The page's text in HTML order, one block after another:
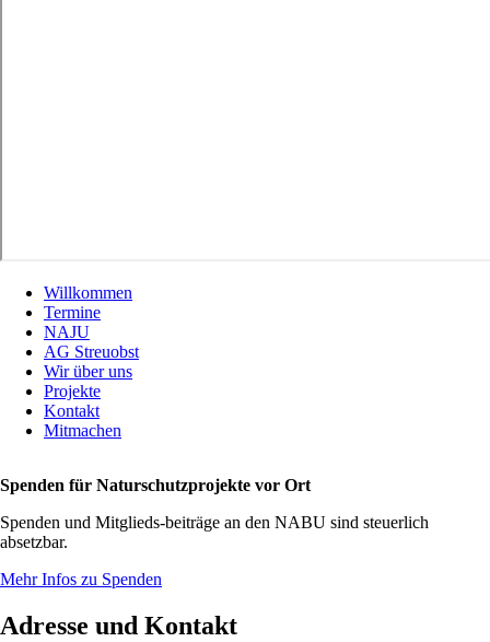
Willkommen
Termine
NAJU
AG Streuobst
Wir über uns
Projekte
Kontakt
Mitmachen
Spenden für Naturschutzprojekte vor Ort
Spenden und Mitglieds-beiträge an den NABU sind steuerlich
absetzbar.
Mehr Infos zu Spenden
Adresse und Kontakt